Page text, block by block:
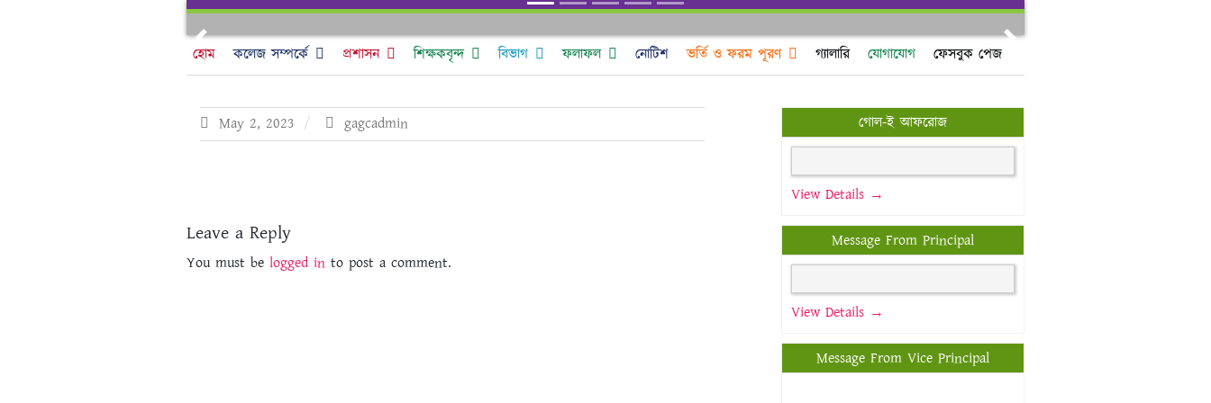
Previous
হোম কলেজ সম্পর্কে প্রশাসন শিক্ষকবৃন্দ বিভাগ ফলাফল নোটিশ ভর্তি ও ফরম পূরণ গ্যালারি যোগাযোগ ফেসবুক পেজ
May 2, 2023 gagcadmin
Leave a Reply
You must belogged in to post a comment.
গোল-ই আফরোজ
View Details →
Message From Principal
View Details →
Message From Vice Principal